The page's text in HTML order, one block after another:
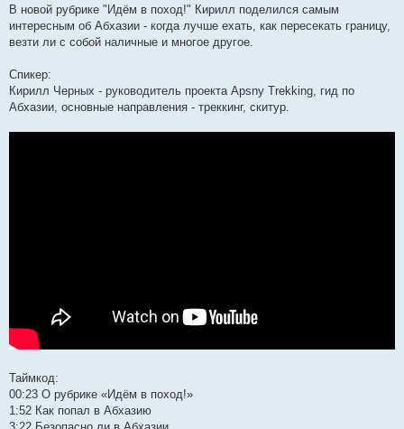
в
д
о
е
н
я
В новой рубрике "Идём в поход!" Кирилл поделился самым
интересным об Абхазии - когда лучше ехать, как пересекать границу,
везти ли с собой наличные и многое другое.
Спикер:
Кирилл Черных - руководитель проекта Apsny Trekking, гид по
Абхазии, основные направления - треккинг, скитур.
Таймкод:
00:23 О рубрике «Идём в поход!»
1:52 Как попал в Абхазию